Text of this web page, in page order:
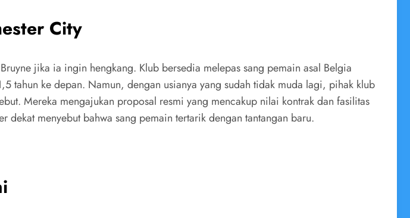
City
jika ia ingin hengkang. Klub bersedia melepas sang pemain asal Belgia
tahun ke depan. Namun, dengan usianya yang sudah tidak muda lagi, pihak klub
Mereka mengajukan proposal resmi yang mencakup nilai kontrak dan fasilitas
menyebut bahwa sang pemain tertarik dengan tantangan baru.